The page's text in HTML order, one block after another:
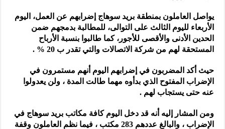
يواصل العاملون بمنطقة بريد سوهاج إضرابهم عن العمل، اليوم
الأربعاء لليوم الثالث على التوالى، للمطالبة بدمجهم ضمن
الحدين الأدنى والأقصى للأجور، كما طالبوا بنسبة الأرباح
المستحقة لهم من شركة الاتصالات والتي تقدر ب 20 % .
حيث أكد المضربون في إضرابهم اليوم أنهم مستمرون في
الإضراب المفتوح الذي بدأوه مهما طالت المدة ، ولن يعدولوا
عنه حتى يستجاب لهم .
ومن المشار إليه أنه قد دخل اليوم كافة مكاتب بريد سوهاج في
الإضراب ، والبالغ عددهم 283 مكتب ، فيما نظم العاملون وقفة